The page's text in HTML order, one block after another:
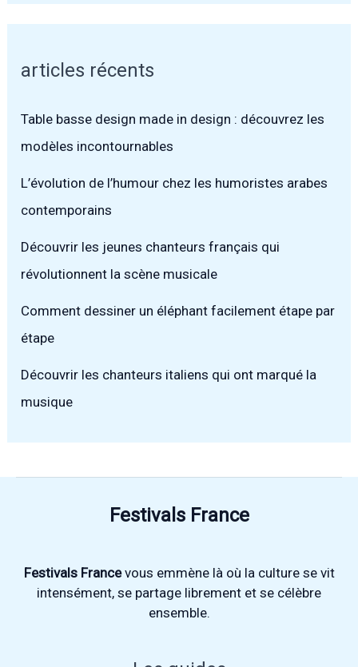
articles récents
Table basse design made in design : découvrez les
modèles incontournables
L’évolution de l’humour chez les humoristes arabes
contemporains
Découvrir les jeunes chanteurs français qui
révolutionnent la scène musicale
Comment dessiner un éléphant facilement étape par
étape
Découvrir les chanteurs italiens qui ont marqué la
musique
Festivals France
Festivals Francevous emmène là où la culture se vit
intensément, se partage librement et se célèbre
ensemble.